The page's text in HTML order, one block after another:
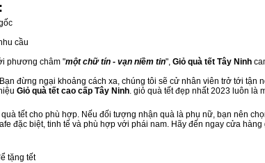
cầu
phương châm "một chữ tín - vạn niềm tin", Giỏ quà tết Tây Ninh
đừng ngại khoảng cách xa, chúng tôi sẽ cử nhân viên trở tới
Giỏ quà tết cao cấp Tây Ninh. giỏ quà tết đẹp nhất 2023 luôn là
tết cho phù hợp. Nếu đối tượng nhận quà là phụ nữ, bạn nên
đặc biệt, tinh tế và phù hợp với phái nam. Hãy đến ngay cửa
tặng tết